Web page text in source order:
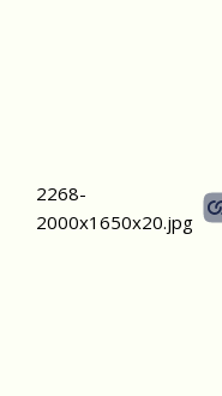
2268-
2000х1650х20.jpg